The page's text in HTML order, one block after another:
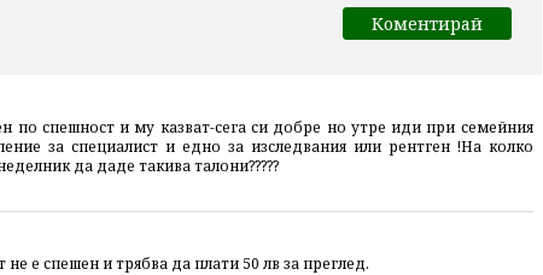
по спешност и му казват-сега си добре но утре иди при семейния
за специалист и едно за изследвания или рентген !На колко
да даде такива талони?????
не е спешен и трябва да плати 50 лв за преглед.